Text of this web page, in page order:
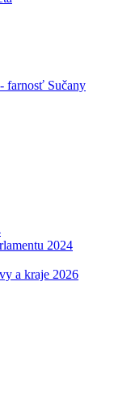
farnosť Sučany
2024
a kraje 2026